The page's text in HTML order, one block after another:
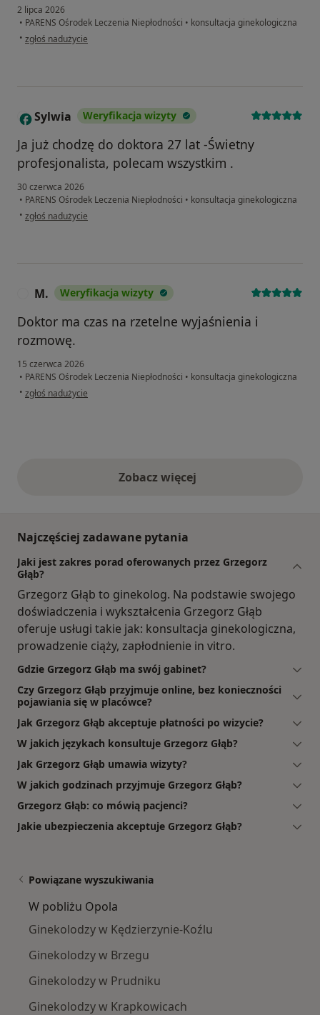
2 lipca 2026
• PARENS Ośrodek Leczenia Niepłodności • konsultacja ginekologiczna
• w opinii użytkownika Katarzyna
zgłoś nadużycie
S Sylwia Weryfikacja wizyty
Ja już chodzę do doktora 27 lat -Świetny
profesjonalista, polecam wszystkim .
30 czerwca 2026
• PARENS Ośrodek Leczenia Niepłodności • konsultacja ginekologiczna
• w opinii użytkownika Sylwia
zgłoś nadużycie
M. Weryfikacja wizyty
Doktor ma czas na rzetelne wyjaśnienia i
rozmowę.
15 czerwca 2026
• PARENS Ośrodek Leczenia Niepłodności • konsultacja ginekologiczna
• w opinii użytkownika M.
zgłoś nadużycie
Zobacz więcejopinie powyżej
Najczęściej zadawane pytania
Jaki jest zakres porad oferowanych przez Grzegorz
Głąb?
Grzegorz Głąb to ginekolog. Na podstawie swojego
doświadczenia i wykształcenia Grzegorz Głąb
oferuje usługi takie jak: konsultacja ginekologiczna,
prowadzenie ciąży, zapłodnienie in vitro.
Gdzie Grzegorz Głąb ma swój gabinet?
Czy Grzegorz Głąb przyjmuje online, bez konieczności
pojawiania się w placówce?
Jak Grzegorz Głąb akceptuje płatności po wizycie?
W jakich językach konsultuje Grzegorz Głąb?
Jak Grzegorz Głąb umawia wizyty?
W jakich godzinach przyjmuje Grzegorz Głąb?
Grzegorz Głąb: co mówią pacjenci?
Jakie ubezpieczenia akceptuje Grzegorz Głąb?
Powiązane wyszukiwania
W pobliżu Opola
Ginekolodzy w Kędzierzynie-Koźlu
Ginekolodzy w Brzegu
Ginekolodzy w Prudniku
Ginekolodzy w Krapkowicach